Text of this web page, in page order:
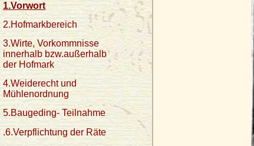
1.Vorwort
2.Hofmarkbereich
3.Wirte, Vorkommnisse
innerhalb bzw.außerhalb
der Hofmark
4.Weiderecht und
Mühlenordnung
5.Baugeding- Teilnahme
.6.Verpflichtung der Räte